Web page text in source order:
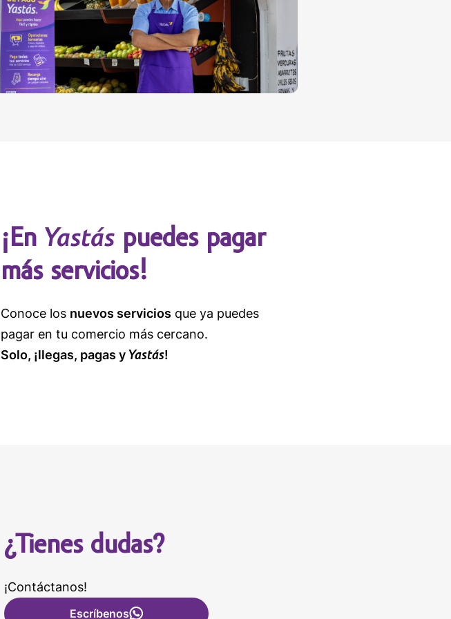
¡En Yastáspuedes pagar
más servicios!
Conoce los nuevos servicios que ya puedes
pagar en tu comercio más cercano.
Solo, ¡llegas, pagas yYastás!
¿Tienes dudas?
¡Contáctanos!
Escríbenos